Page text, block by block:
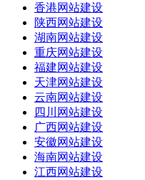
香港网站建设
陕西网站建设
湖南网站建设
重庆网站建设
福建网站建设
天津网站建设
云南网站建设
四川网站建设
广西网站建设
安徽网站建设
海南网站建设
江西网站建设